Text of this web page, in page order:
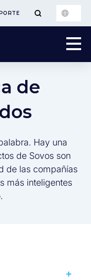
de
Hay una
de Sovos son
de las compañías
más inteligentes